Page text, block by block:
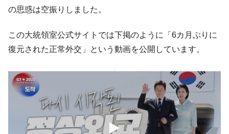
『Money1』
【対日本円】ウォン安が急進！ 日米の協調
『Money1』
韓国政府『BYD』車への補助金を全廃 ⇒ 実
は韓国で『BYD』車は売れている。6カ月で対前年同期比
1.9倍！
『Money1』
在韓米国大使スティールが着韓！⇒ さっそ
く空港に詰めかけ「出て行け！」「極右勢力」のプラカー
ドを掲げる「在韓反米勢力」
『Money1』
韓国政府「2035年までに18.4GW規模のAIデ
ータセンター整備」⇒ だから無理だってば。
の思惑は空振りしました。
この大統領室公式サイトでは下掲のように「6カ月ぶりに
復元された正常外交」という動画を公開しています。